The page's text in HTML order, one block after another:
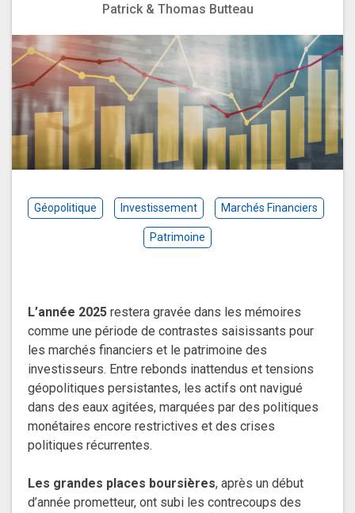
Patrick & Thomas Butteau
Géopolitique Investissement Marchés Financiers
Patrimoine
L’année 2025 restera gravée dans les mémoires
comme une période de contrastes saisissants pour
les marchés financiers et le patrimoine des
investisseurs. Entre rebonds inattendus et tensions
géopolitiques persistantes, les actifs ont navigué
dans des eaux agitées, marquées par des politiques
monétaires encore restrictives et des crises
politiques récurrentes.
Les grandes places boursières, après un début
d’année prometteur, ont subi les contrecoups des